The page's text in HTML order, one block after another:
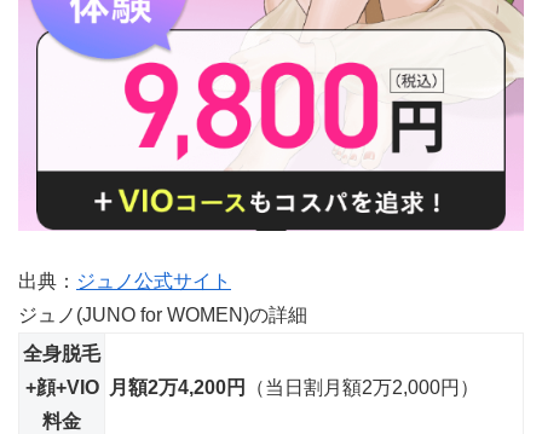
出典： ジュノ公式サイト
ジュノ(JUNO for WOMEN)の詳細
全身脱毛
+顔+VIO
料金
月額2万4,200円 （当日割月額2万2,000円）